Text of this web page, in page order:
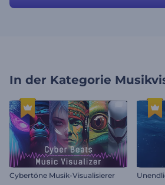
In der Kategorie
Cybertöne Musik-Visualisierer